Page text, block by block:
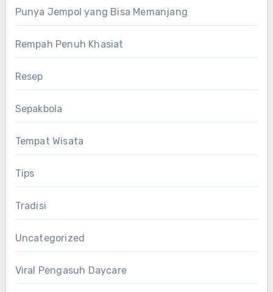
Punya Jempol yang Bisa Memanjang
Rempah Penuh Khasiat
Resep
Sepakbola
Tempat Wisata
Tips
Tradisi
Uncategorized
Viral Pengasuh Daycare